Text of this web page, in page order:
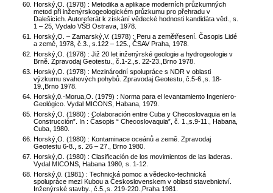
Horský,O. (1978) : Metodika a aplikace moderních průzkumných
metod při inženýrskogeologickém průzkumu pro přehradu v
Dalešicích. Autoreferát k získání vědecké hodnosti kandidáta věd., s.
1 – 25, Vydalo VŠB Ostrava, 1978.
Horský,O. – Zamarský,V. (1978) : Peru a zemětřesení. Časopis Lidé
a země, 1978, č.3., s.122 – 125., ČSAV Praha, 1978.
Horský,O. (1978) : Již 20 let inženýrské geologie a hydrogeologie v
Brně. Zpravodaj Geotestu., č.1-2.,s. 22-23.,Brno 1978.
Horský,O. (1978) : Mezinárodní spolupráce s NDR v oblasti
výzkumu svahových pohybů. Zpravodaj Geotestu, č.5-6.,s. 18-
19.,Brno 1978.
Horský,0.-Morua,O. (1979) : Norma para el levantamiento Ingeniero-
Geológico. Vydal MICONS, Habana, 1979.
Horský,O. (1980) : Colaboración entre Cuba y Checoslovaquia en la
Construcción”. In : Časopis “ Checoslovaquia”, č. 1.,s.9-11., Habana,
Cuba, 1980.
Horský,O. (1980) : Kontaminace oceánů a země. Zpravodaj
Geotestu 6-8., s. 26 – 27., Brno 1980.
Horský,O. (1980) : Clasificación de los movimientos de las laderas.
Vydal MICONS, Habana 1980, s. 1-12.
Horský,0. (1981) : Technická pomoc a vědecko-technická
spolupráce mezi Kubou a Československem v oblasti stavebnictví.
Inženýrské stavby., č.5.,s. 219-220.,Praha 1981.